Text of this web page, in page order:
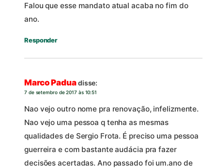
Falou que esse mandato atual acaba no fim do
ano.
Responder
Marco Paduadisse:
7 de setembro de 2017 às 10:51
Nao vejo outro nome pra renovação, infelizmente.
Nao vejo uma pessoa q tenha as mesmas
qualidades de Sergio Frota. É preciso uma pessoa
guerreira e com bastante audácia pra fazer
decisões acertadas. Ano passado foi um.ano de